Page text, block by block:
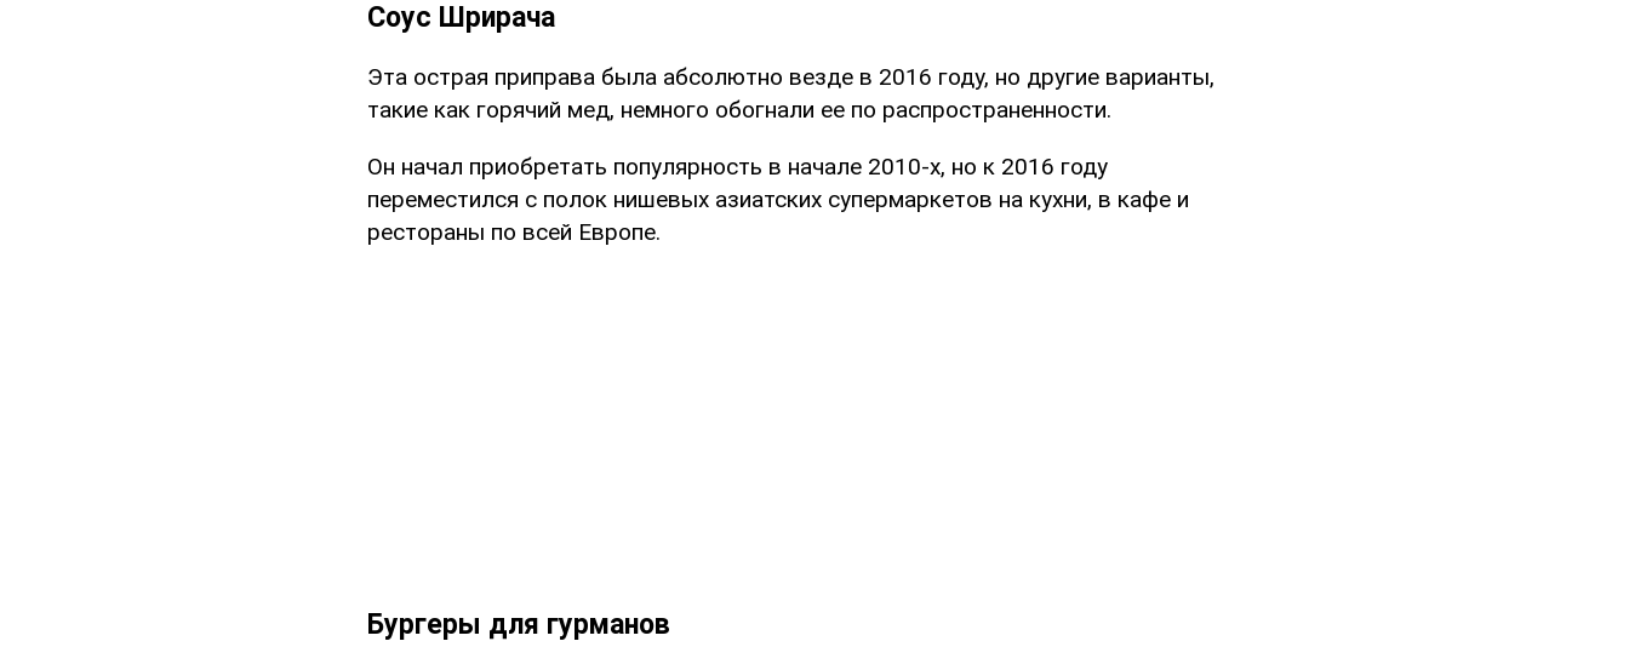
Соус Шрирача
Эта острая приправа была абсолютно везде в 2016 году, но другие варианты,
такие как горячий мед, немного обогнали ее по распространенности.
Он начал приобретать популярность в начале 2010-х, но к 2016 году
переместился с полок нишевых азиатских супермаркетов на кухни, в кафе и
рестораны по всей Европе.
Бургеры для гурманов